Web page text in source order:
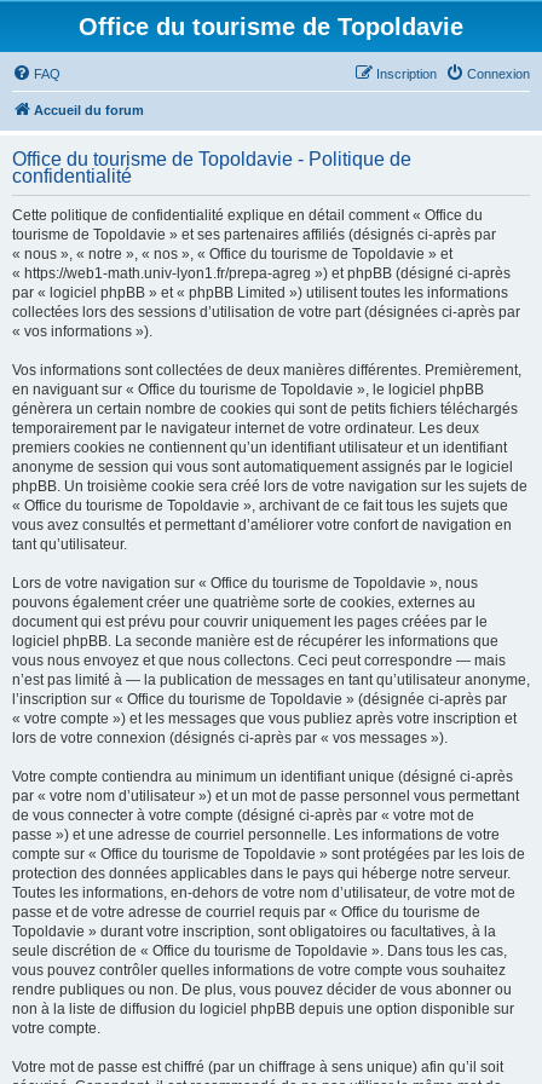
Office du tourisme de Topoldavie
FAQ Connexion
Inscription
Accueil du forum
Office du tourisme de Topoldavie - Politique de
confidentialité
Cette politique de confidentialité explique en détail comment « Office du
tourisme de Topoldavie » et ses partenaires affiliés (désignés ci-après par
« nous », « notre », « nos », « Office du tourisme de Topoldavie » et
« https://web1-math.univ-lyon1.fr/prepa-agreg ») et phpBB (désigné ci-après
par « logiciel phpBB » et « phpBB Limited ») utilisent toutes les informations
collectées lors des sessions d’utilisation de votre part (désignées ci-après par
« vos informations »).
Vos informations sont collectées de deux manières différentes. Premièrement,
en naviguant sur « Office du tourisme de Topoldavie », le logiciel phpBB
génèrera un certain nombre de cookies qui sont de petits fichiers téléchargés
temporairement par le navigateur internet de votre ordinateur. Les deux
premiers cookies ne contiennent qu’un identifiant utilisateur et un identifiant
anonyme de session qui vous sont automatiquement assignés par le logiciel
phpBB. Un troisième cookie sera créé lors de votre navigation sur les sujets de
« Office du tourisme de Topoldavie », archivant de ce fait tous les sujets que
vous avez consultés et permettant d’améliorer votre confort de navigation en
tant qu’utilisateur.
Lors de votre navigation sur « Office du tourisme de Topoldavie », nous
pouvons également créer une quatrième sorte de cookies, externes au
document qui est prévu pour couvrir uniquement les pages créées par le
logiciel phpBB. La seconde manière est de récupérer les informations que
vous nous envoyez et que nous collectons. Ceci peut correspondre — mais
n’est pas limité à — la publication de messages en tant qu’utilisateur anonyme,
l’inscription sur « Office du tourisme de Topoldavie » (désignée ci-après par
« votre compte ») et les messages que vous publiez après votre inscription et
lors de votre connexion (désignés ci-après par « vos messages »).
Votre compte contiendra au minimum un identifiant unique (désigné ci-après
par « votre nom d’utilisateur ») et un mot de passe personnel vous permettant
de vous connecter à votre compte (désigné ci-après par « votre mot de
passe ») et une adresse de courriel personnelle. Les informations de votre
compte sur « Office du tourisme de Topoldavie » sont protégées par les lois de
protection des données applicables dans le pays qui héberge notre serveur.
Toutes les informations, en-dehors de votre nom d’utilisateur, de votre mot de
passe et de votre adresse de courriel requis par « Office du tourisme de
Topoldavie » durant votre inscription, sont obligatoires ou facultatives, à la
seule discrétion de « Office du tourisme de Topoldavie ». Dans tous les cas,
vous pouvez contrôler quelles informations de votre compte vous souhaitez
rendre publiques ou non. De plus, vous pouvez décider de vous abonner ou
non à la liste de diffusion du logiciel phpBB depuis une option disponible sur
votre compte.
Votre mot de passe est chiffré (par un chiffrage à sens unique) afin qu’il soit